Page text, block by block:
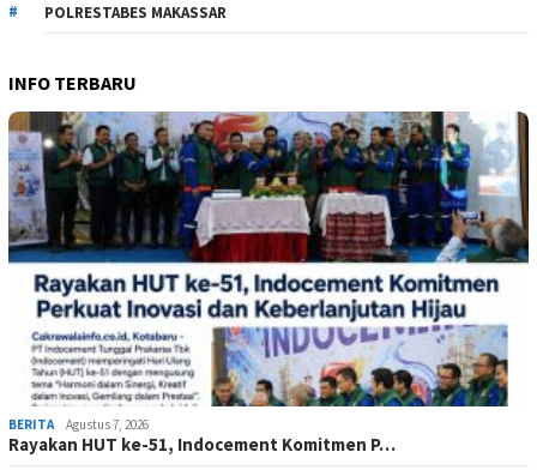
POLRESTABES MAKASSAR
INFO TERBARU
BERITA Agustus 7, 2026
Rayakan HUT ke-51, Indocement Komitmen P…